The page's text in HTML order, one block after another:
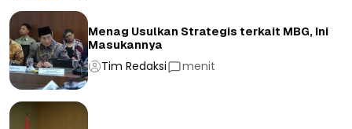
Menag Usulkan Strategis terkait MBG, Ini
Masukannya
Tim Redaksi menit